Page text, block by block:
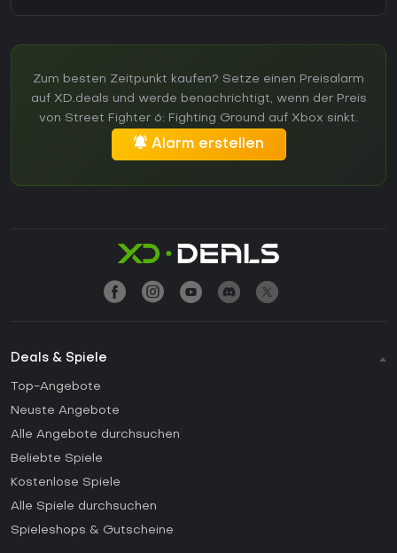
Zum besten Zeitpunkt kaufen? Setze einen Preisalarm
auf XD.deals und werde benachrichtigt, wenn der Preis
von Street Fighter 6: Fighting Ground auf Xbox sinkt.
Alarm erstellen
Deals & Spiele
Top-Angebote
Neuste Angebote
Alle Angebote durchsuchen
Beliebte Spiele
Kostenlose Spiele
Alle Spiele durchsuchen
Spieleshops & Gutscheine